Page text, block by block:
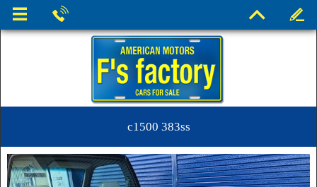
c1500 383ss